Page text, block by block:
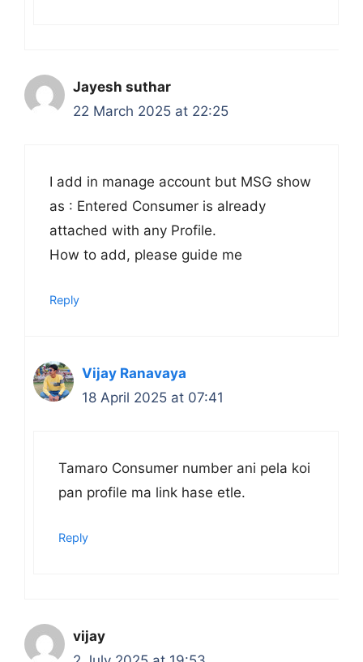
Jayesh suthar
22 March 2025 at 22:25
I add in manage account but MSG show
as : Entered Consumer is already
attached with any Profile.
How to add, please guide me
Reply
Vijay Ranavaya
18 April 2025 at 07:41
Tamaro Consumer number ani pela koi
pan profile ma link hase etle.
Reply
vijay